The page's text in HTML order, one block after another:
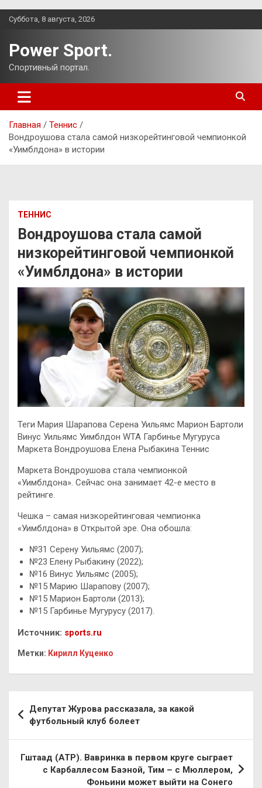
Перейти
Суббота, 8 августа, 2026
Power Sport.
Спортивный портал.
Главная
Теннис
Вондроушова стала самой низкорейтинговой чемпионкой
«Уимблдона» в истории
ТЕННИС
Вондроушова стала самой
низкорейтинговой чемпионкой
«Уимблдона» в истории
Теги Мария Шарапова Серена Уильямс Марион Бартоли
Винус Уильямс Уимблдон WTA Гарбинье Мугуруса
Маркета Вондроушова Елена Рыбакина Теннис
Маркета Вондроушова стала чемпионкой
«Уимблдона». Сейчас она занимает 42-е место в
рейтинге.
Чешка – самая низкорейтинговая чемпионка
«Уимблдона» в Открытой эре. Она обошла:
№31 Серену Уильямс (2007);
№23 Елену Рыбакину (2022);
№16 Винус Уильямс (2005);
№15 Марию Шарапову (2007);
№15 Марион Бартоли (2013);
№15 Гарбинье Мугурусу (2017).
Источник: sports.ru
Метки: Кирилл Куценко
по
записям
Депутат Журова рассказала, за какой
футбольный клуб болеет
Гштаад (ATP). Вавринка в первом круге сыграет
с Карбаллесом Баэной, Тим – с Мюллером,
Фоньини может выйти на Сонего